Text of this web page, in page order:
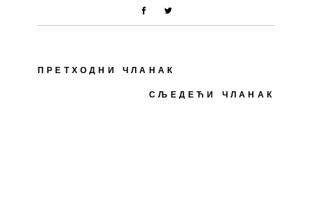
ПРЕТХОДНИ ЧЛАНАК
СЉЕДЕЋИ ЧЛАНАК